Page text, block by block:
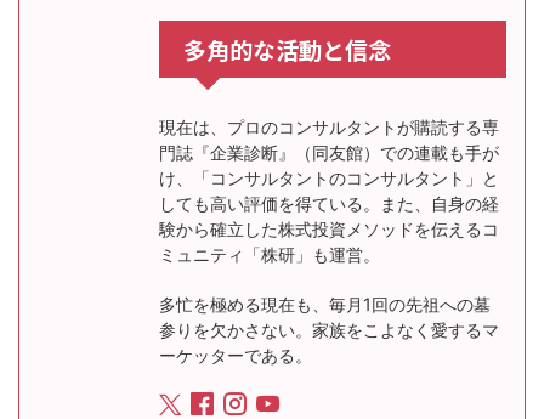
多角的な活動と信念
現在は、プロのコンサルタントが購読する専
門誌『企業診断』（同友館）での連載も手が
け、「コンサルタントのコンサルタント」と
しても高い評価を得ている。また、自身の経
験から確立した株式投資メソッドを伝えるコ
ミュニティ「株研」も運営。
多忙を極める現在も、毎月1回の先祖への墓
参りを欠かさない。家族をこよなく愛するマ
ーケッターである。